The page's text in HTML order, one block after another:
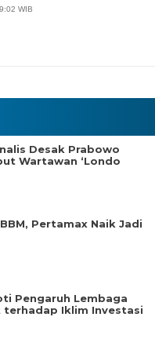
Desak Prabowo
Wartawan ‘Londo
Pertamax Naik Jadi
Pengaruh Lembaga
Iklim Investasi
WIB